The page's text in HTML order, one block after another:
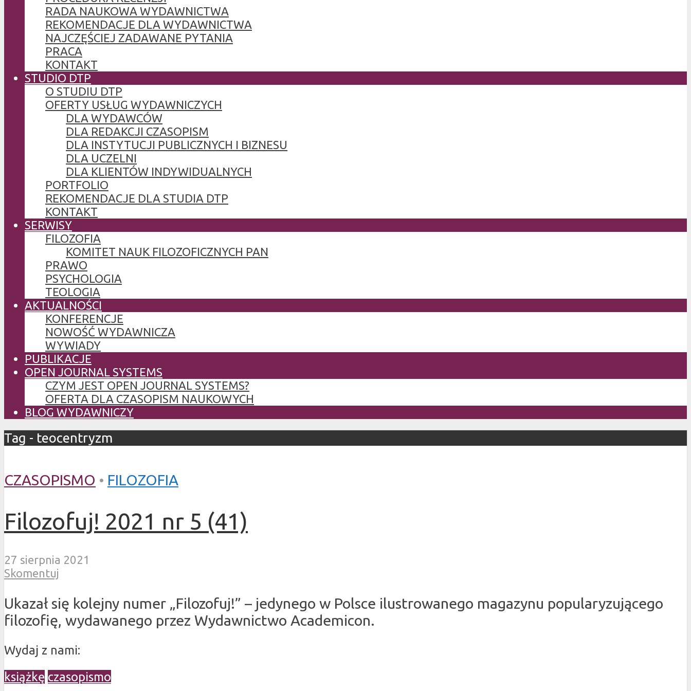
RADA NAUKOWA WYDAWNICTWA
REKOMENDACJE DLA WYDAWNICTWA
NAJCZĘŚCIEJ ZADAWANE PYTANIA
PRACA
KONTAKT
STUDIO DTP
O STUDIU DTP
OFERTY USŁUG WYDAWNICZYCH
DLA WYDAWCÓW
DLA REDAKCJI CZASOPISM
DLA INSTYTUCJI PUBLICZNYCH I BIZNESU
DLA UCZELNI
DLA KLIENTÓW INDYWIDUALNYCH
PORTFOLIO
REKOMENDACJE DLA STUDIA DTP
KONTAKT
SERWISY
FILOZOFIA
KOMITET NAUK FILOZOFICZNYCH PAN
PRAWO
PSYCHOLOGIA
TEOLOGIA
AKTUALNOŚCI
KONFERENCJE
NOWOŚĆ WYDAWNICZA
WYWIADY
PUBLIKACJE
OPEN JOURNAL SYSTEMS
CZYM JEST OPEN JOURNAL SYSTEMS?
OFERTA DLA CZASOPISM NAUKOWYCH
BLOG WYDAWNICZY
Tag - teocentryzm
CZASOPISMO • FILOZOFIA
Filozofuj! 2021 nr 5 (41)
27 sierpnia 2021
Skomentuj
Ukazał się kolejny numer „Filozofuj!” – jedynego w Polsce ilustrowanego magazynu popularyzującego
filozofię, wydawanego przez Wydawnictwo Academicon.
Wydaj z nami:
książkę czasopismo